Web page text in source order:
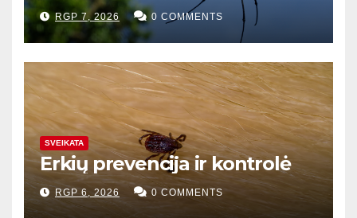
RGP 7, 2026 0 COMMENTS
SVEIKATA
Erkių prevencija ir kontrolė
RGP 6, 2026 0 COMMENTS